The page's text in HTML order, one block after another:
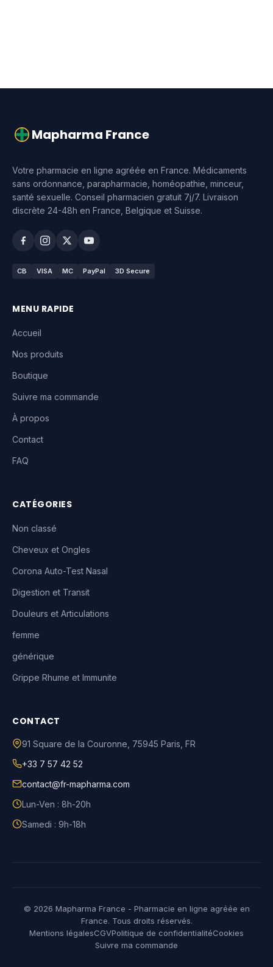
Mapharma France
Votre pharmacie en ligne agréée en France. Médicaments
sans ordonnance, parapharmacie, homéopathie, minceur,
santé sexuelle. Conseil pharmacien gratuit 7j/7. Livraison
discrète 24-48h en France, Belgique et Suisse.
CB VISA MC PayPal 3D Secure
MENU RAPIDE
Accueil
Nos produits
Boutique
Suivre ma commande
À propos
Contact
FAQ
CATÉGORIES
Non classé
Cheveux et Ongles
Corona Auto-Test Nasal
Digestion et Transit
Douleurs et Articulations
femme
générique
Grippe Rhume et Immunite
CONTACT
91 Square de la Couronne 75945 Paris FR
+33 7 57 42 52
contact@fr-mapharma.com
Lun-Ven : 8h-20h
Samedi : 9h-18h
© 2026 Mapharma France - Pharmacie en ligne agréée en
France. Tous droits réservés.
Mentions légalesCGVPolitique de confidentialitéCookies
Suivre ma commande